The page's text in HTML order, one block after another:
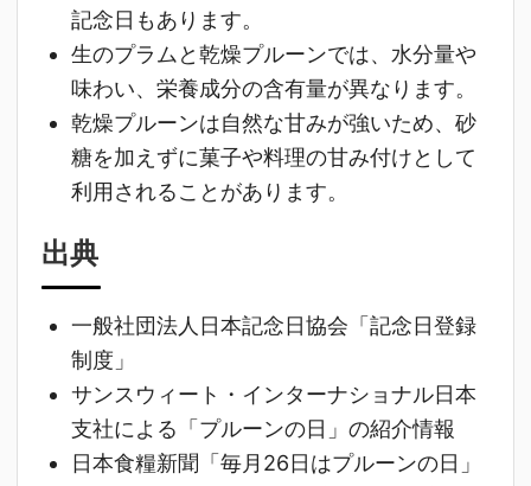
記念日もあります。
生のプラムと乾燥プルーンでは、水分量や
味わい、栄養成分の含有量が異なります。
乾燥プルーンは自然な甘みが強いため、砂
糖を加えずに菓子や料理の甘み付けとして
利用されることがあります。
出典
一般社団法人日本記念日協会「記念日登録
制度」
サンスウィート・インターナショナル日本
支社による「プルーンの日」の紹介情報
日本食糧新聞「毎月26日はプルーンの日」